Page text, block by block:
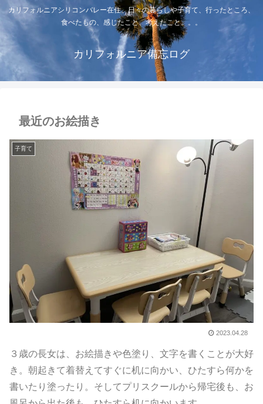
カリフォルニアシリコンバレー在住。日々の暮らしや子育て、行ったところ、
食べたもの、感じたこと、考えたこと。。。
カリフォルニア備忘ログ
最近のお絵描き
子育て
2023.04.28
３歳の長女は、お絵描きや色塗り、文字を書くことが大好
き。朝起きて着替えてすぐに机に向かい、ひたすら何かを
書いたり塗ったり。そしてプリスクールから帰宅後も、お